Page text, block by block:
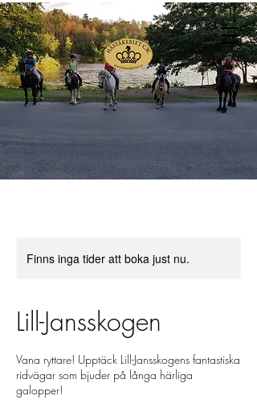
Finns inga tider att boka just nu.
Lill-Jansskogen
Vana ryttare! Upptäck Lill-Jansskogens fantastiska
ridvägar som bjuder på långa härliga
galopper!